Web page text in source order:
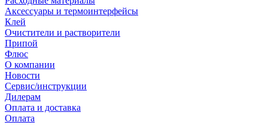
Аксессуары и термоинтерфейсы
Клей
Очистители и растворители
Припой
Флюс
О компании
Новости
Сервис/инструкции
Дилерам
Оплата и доставка
Оплата